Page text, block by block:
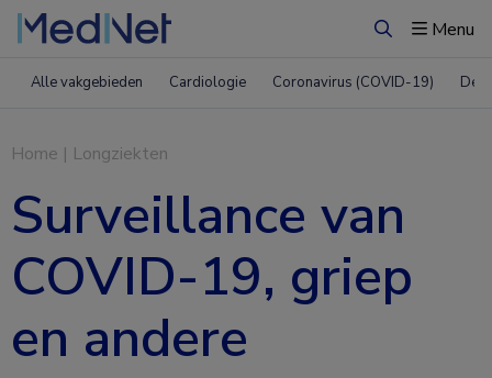
ZoekenMenu
Alle vakgebieden Cardiologie Coronavirus (COVID-19)
Home | Longziekten
Surveillance van
COVID-19, griep
en andere